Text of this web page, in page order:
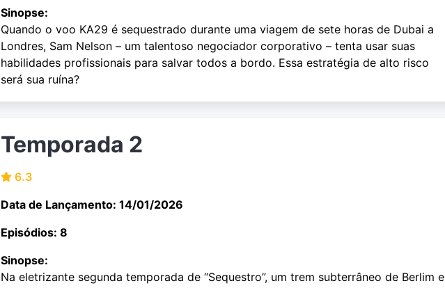
Sinopse:
Quando o voo KA29 é sequestrado durante uma viagem de sete horas de Dubai a
Londres, Sam Nelson – um talentoso negociador corporativo – tenta usar suas
habilidades profissionais para salvar todos a bordo. Essa estratégia de alto risco
será sua ruína?
Temporada 2
6.3
Data de Lançamento: 14/01/2026
Episódios: 8
Sinopse:
Na eletrizante segunda temporada de “Sequestro”, um trem subterrâneo de Berlim e